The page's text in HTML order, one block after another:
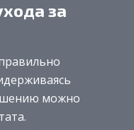
за
можно